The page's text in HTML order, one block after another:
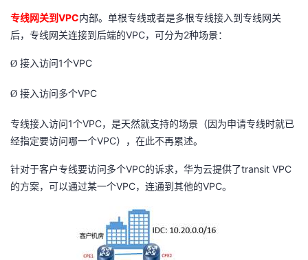
专线网关到 VPC内部。单根专线或者是多根专线接入到专线网关
后，专线网关连接到后端的VPC，可分为2种场景：
Ø 接入访问 1个VPC
Ø 接入访问多个VPC
专线接入访问 1个VPC，是天然就支持的场景（因为申请专线时就已
经指定要访问哪一个VPC），在此不再累述。
针对于客户专线要访问多个VPC的诉求，华为云提供了transit VPC
的方案，可以通过某一个VPC，连通到其他的VPC。